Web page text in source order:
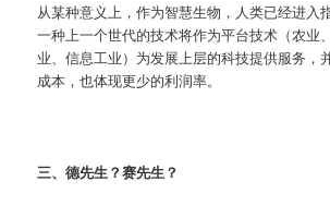
从某种意义上，作为智慧生物，人类已经进入
一种上一个世代的技术将作为平台技术（农业
业、信息工业）为发展上层的科技提供服务，
成本，也体现更少的利润率。
三、德先生？赛先生？